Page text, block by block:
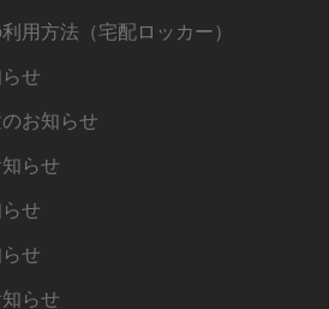
用方法（宅配ロッカー）
せ
お知らせ
らせ
せ
せ
らせ